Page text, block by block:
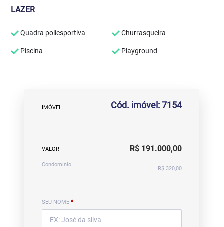
LAZER
Quadra poliesportiva Churrasqueira
Piscina Playground
IMÓVEL Cód. imóvel: 7154
VALOR R$ 191.000,00
Condomínio
R$ 320,00
SEU NOME *